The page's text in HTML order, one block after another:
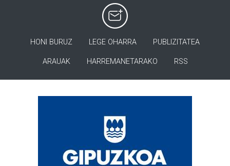
HONI BURUZ LEGE OHARRA PUBLIZITATEA
ARAUAK HARREMANETARAKO RSS